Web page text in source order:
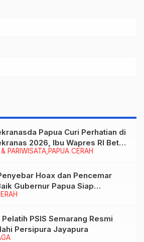
PARIWISATA PAPUA CERAH
Papua Curi Perhatian di
2026, Ibu Wapres RI Betah
Karya Perajin
Hoax dan Pencemar
Gubernur Papua Siap
dengan Hukum!
Pelatih PSIS Semarang Resmi
Persipura Jayapura